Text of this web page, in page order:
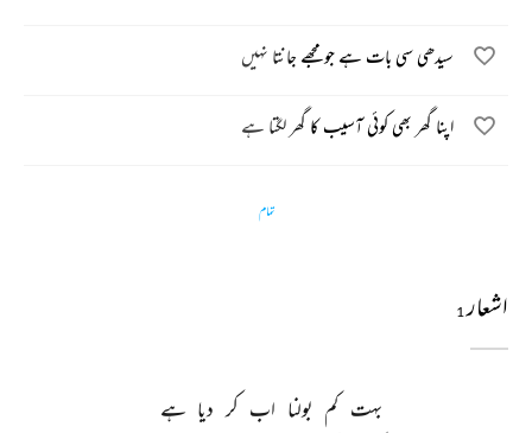
سیدھی سی بات ہے جو مجھے جانتا نہیں
اپنا گھر بھی کوئی آسیب کا گھر لگتا ہے
تمام
اشعار1
بہت کم بولنا اب کر دیا ہے